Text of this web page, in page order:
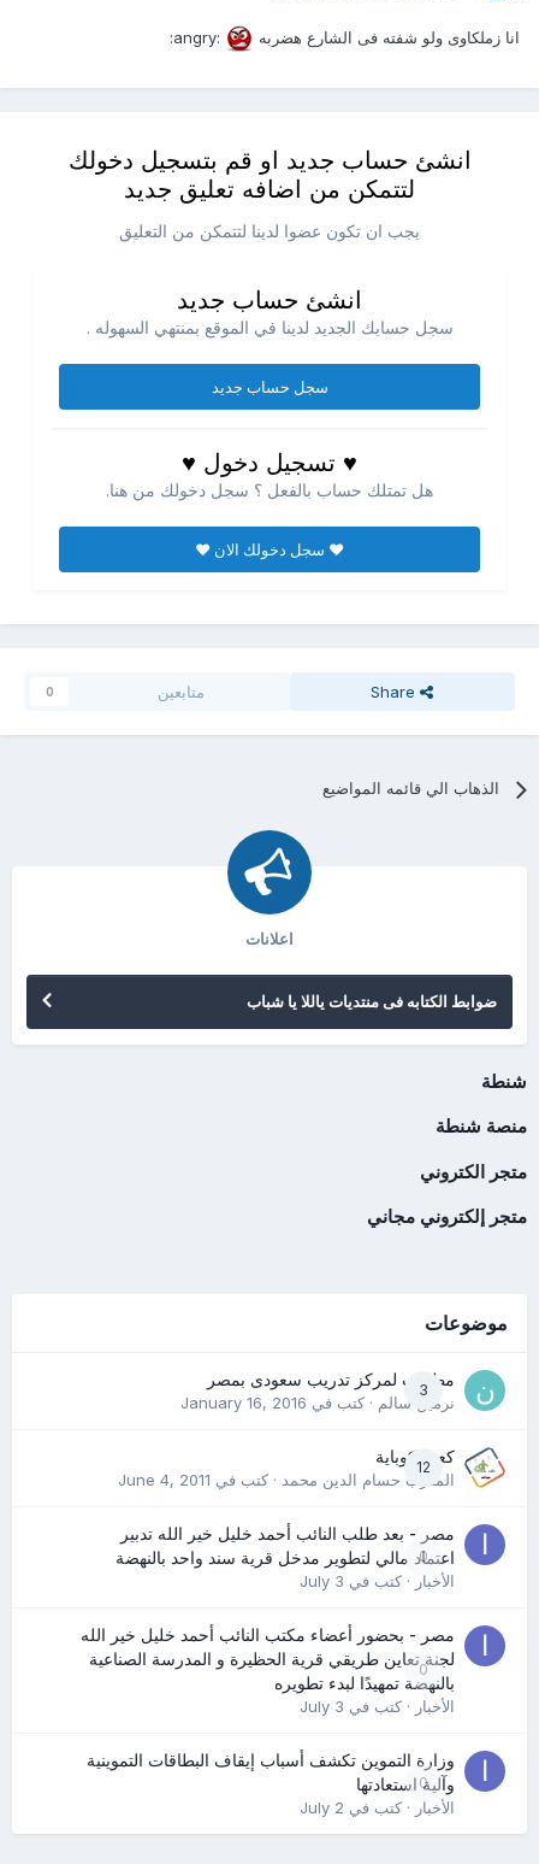
انا زملكاوى ولو شفته فى الشارع هضربه :angry:
انشئ حساب جديد او قم بتسجيل دخولك
لتتمكن من اضافه تعليق جديد
يجب ان تكون عضوا لدينا لتتمكن من التعليق
انشئ حساب جديد
سجل حسابك الجديد لدينا في الموقع بمنتهي السهوله .
سجل حساب جديد
♥ تسجيل دخول ♥
هل تمتلك حساب بالفعل ؟ سجل دخولك من هنا.
♥ سجل دخولك الان ♥
Share متابعين 0
الذهاب الي قائمه المواضيع
اعلانات
ضوابط الكتابه فى منتديات ياللا يا شباب
شنطة
منصة شنطة
متجر الكتروني
متجر إلكتروني مجاني
موضوعات
3
مطلوب لمركز تدريب سعودى بمصر
نرمين سالم· كتب في January 16, 2016
12
كعب كوباية
المدرب حسام الدين محمد· كتب في June 4, 2011
0
مصر - بعد طلب النائب أحمد خليل خير الله تدبير
اعتماد مالي لتطوير مدخل قرية سند واحد بالنهضة
الأخبار· كتب في July 3
0
مصر - بحضور أعضاء مكتب النائب أحمد خليل خير الله
لجنة تعاين طريقي قرية الحظيرة و المدرسة الصناعية
بالنهضة تمهيدًا لبدء تطويره
الأخبار· كتب في July 3
0
وزارة التموين تكشف أسباب إيقاف البطاقات التموينية
وآلية استعادتها
الأخبار· كتب في July 2